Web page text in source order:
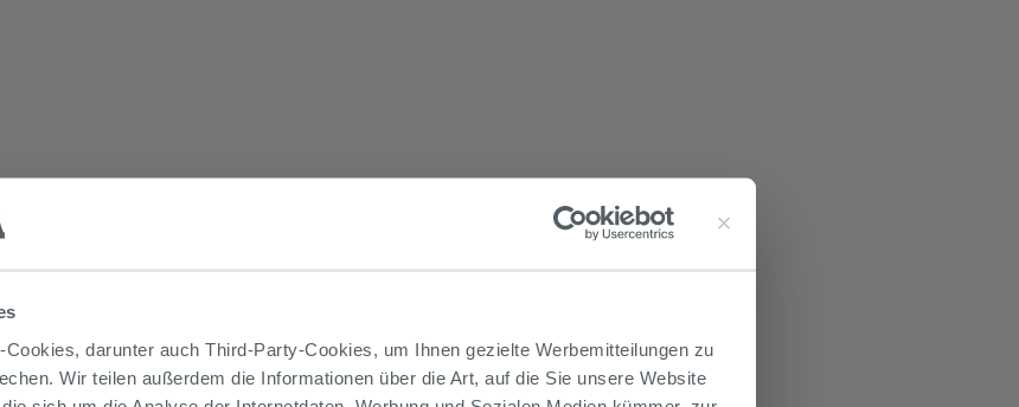
darunter auch Third-Party-Cookies, um Ihnen gezielte Werbemitteilungen zu
Wir teilen außerdem die Informationen über die Art, auf die Sie unsere Website